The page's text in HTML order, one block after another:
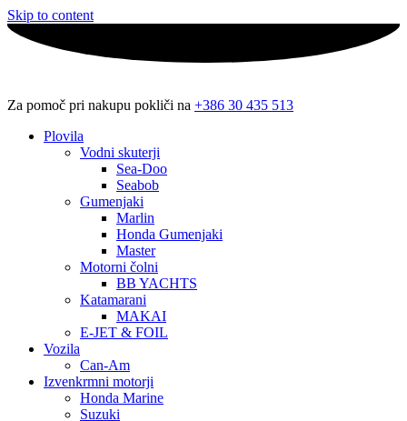
Skip to content
Za pomoč pri nakupu pokliči na +386 30 435 513
Plovila
Vodni skuterji
Sea-Doo
Seabob
Gumenjaki
Marlin
Honda Gumenjaki
Master
Motorni čolni
BB YACHTS
Katamarani
MAKAI
E-JET & FOIL
Vozila
Can-Am
Izvenkrmni motorji
Honda Marine
Suzuki